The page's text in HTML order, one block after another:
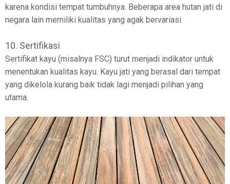
karena kondisi tempat tumbuhnya. Beberapa area hutan jati di
negara lain memiliki kualitas yang agak bervariasi.
10. Sertifikasi
Sertifikat kayu (misalnya FSC) turut menjadi indikator untuk
menentukan kualitas kayu. Kayu jati yang berasal dari tempat
yang dikelola kurang baik tidak lagi menjadi pilihan yang
utama.